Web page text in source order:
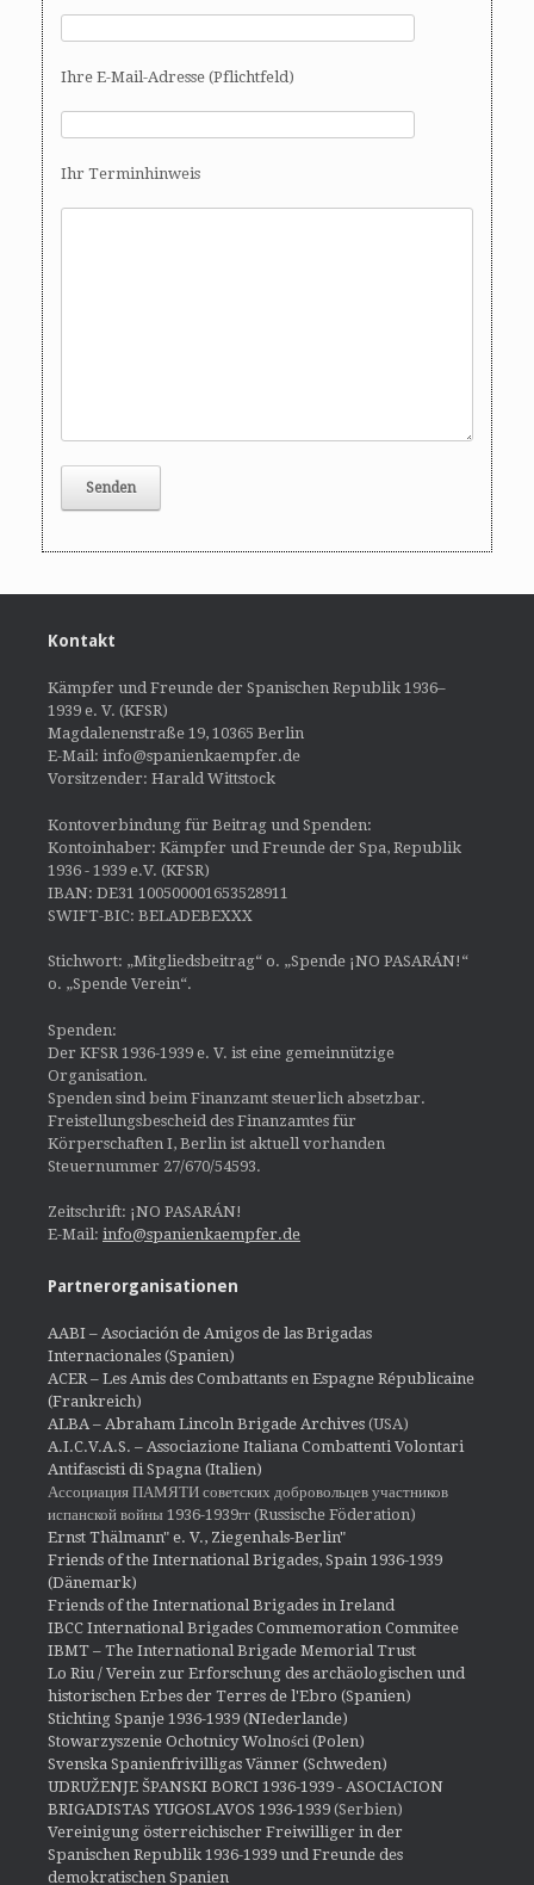
Ihre E-Mail-Adresse (Pflichtfeld)
Ihr Terminhinweis
Kontakt
Kämpfer und Freunde der Spanischen Republik 1936–
1939 e. V. (KFSR)
Magdalenenstraße 19, 10365 Berlin
E-Mail: info@spanienkaempfer.de
Vorsitzender: Harald Wittstock
Kontoverbindung für Beitrag und Spenden:
Kontoinhaber: Kämpfer und Freunde der Spa, Republik
1936 - 1939 e.V. (KFSR)
IBAN: DE31 100500001653528911
SWIFT-BIC: BELADEBEXXX
Stichwort: „Mitgliedsbeitrag“ o. „Spende ¡NO PASARÁN!“
o. „Spende Verein“.
Spenden:
Der KFSR 1936-1939 e. V. ist eine gemeinnützige
Organisation.
Spenden sind beim Finanzamt steuerlich absetzbar.
Freistellungsbescheid des Finanzamtes für
Körperschaften I, Berlin ist aktuell vorhanden
Steuernummer 27/670/54593.
Zeitschrift: ¡NO PASARÁN!
E-Mail: info@spanienkaempfer.de
Partnerorganisationen
AABI – Asociación de Amigos de las Brigadas
Internacionales (Spanien)
ACER – Les Amis des Combattants en Espagne Républicaine
(Frankreich)
ALBA – Abraham Lincoln Brigade Archives (USA)
A.I.C.V.A.S. – Associazione Italiana Combattenti Volontari
Antifascisti di Spagna (Italien)
Ассоциация ПАМЯТИ советских добровольцев участников
испанской войны 1936-1939гг (Russische Föderation)
Ernst Thälmann" e. V., Ziegenhals-Berlin"
Friends of the International Brigades, Spain 1936-1939
(Dänemark)
Friends of the International Brigades in Ireland
IBCC International Brigades Commemoration Commitee
IBMT – The International Brigade Memorial Trust
Lo Riu / Verein zur Erforschung des archäologischen und
historischen Erbes der Terres de l'Ebro (Spanien)
Stichting Spanje 1936-1939 (NIederlande)
Stowarzyszenie Ochotnicy Wolności (Polen)
Svenska Spanienfrivilligas Vänner (Schweden)
UDRUŽENJE ŠPANSKI BORCI 1936-1939 - ASOCIACION
BRIGADISTAS YUGOSLAVOS 1936-1939 (Serbien)
Vereinigung österreichischer Freiwilliger in der
Spanischen Republik 1936-1939 und Freunde des
demokratischen Spanien